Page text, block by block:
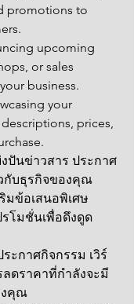
promotions to
upcoming
or sales
business.
your
prices,
ปันข่าวสาร ประกาศ
กับธุรกิจของคุณ
มข้อเสนอพิเศษ
โมชั่นเพื่อดึงดูด
ระกาศกิจกรรม เวิร์
ดราคาที่กำลังจะมี
งคุณ